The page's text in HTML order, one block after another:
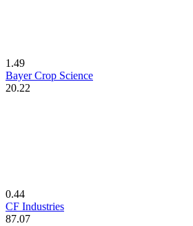
1.49
Bayer Crop Science
20.22
0.44
CF Industries
87.07